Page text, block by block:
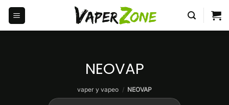
Saltar
contenido
NEOVAP
vaper y vapeo / NEOVAP